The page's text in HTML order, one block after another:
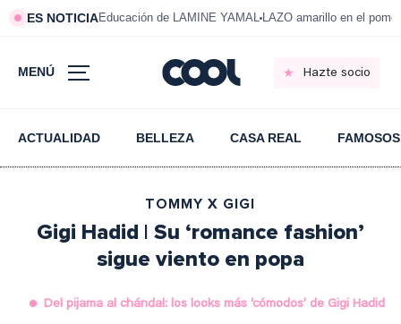
ES NOTICIAEducación de LAMINE YAMAL LAZO amarillo en el
MENÚ Hazte socio
ACTUALIDAD BELLEZA CASA REAL FAMOSOS
TOMMY X GIGI
Gigi Hadid | Su ‘romance fashion’
sigue viento en popa
Del pijama al chándal: los looks más ‘cómodos’ de Gigi Hadid